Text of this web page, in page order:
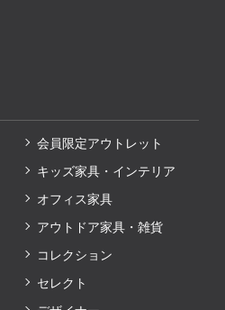
会員限定アウトレット
キッズ家具・インテリア
オフィス家具
アウトドア家具・雑貨
コレクション
セレクト